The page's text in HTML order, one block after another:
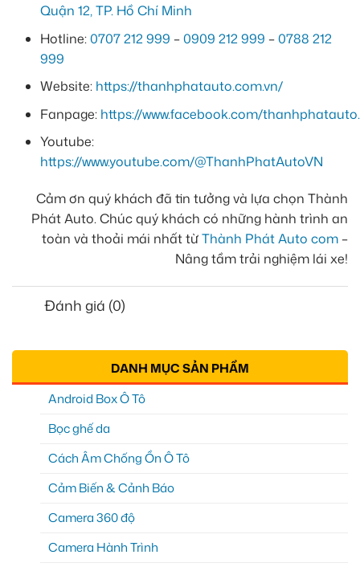
Quận 12, TP. Hồ Chí Minh
Hotline:0707 212 999 –0909 212 999 –0788 212
999
Website: https://thanhphatauto.com.vn/
Fanpage: https://www.facebook.com/
Youtube:
https://www.youtube.com/@ThanhPhatAutoVN
Cảm ơn quý khách đã tin tưởng và lựa chọn Thành
Phát Auto. Chúc quý khách có những hành trình an
toàn và thoải mái nhất từThành Phát Auto com –
Nâng tầm trải nghiệm lái xe!
Đánh giá (0)
DANH MỤC SẢN PHẨM
Android Box Ô Tô
Bọc ghế da
Cách Âm Chống Ồn Ô Tô
Cảm Biến & Cảnh Báo
Camera 360 độ
Camera Hành Trình